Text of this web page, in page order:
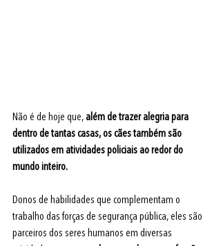
Não é de hoje que, além de trazer alegria para
dentro de tantas casas, os cães também são
utilizados em atividades policiais ao redor do
mundo inteiro.
Donos de habilidades que complementam o
trabalho das forças de segurança pública, eles são
parceiros dos seres humanos em diversas